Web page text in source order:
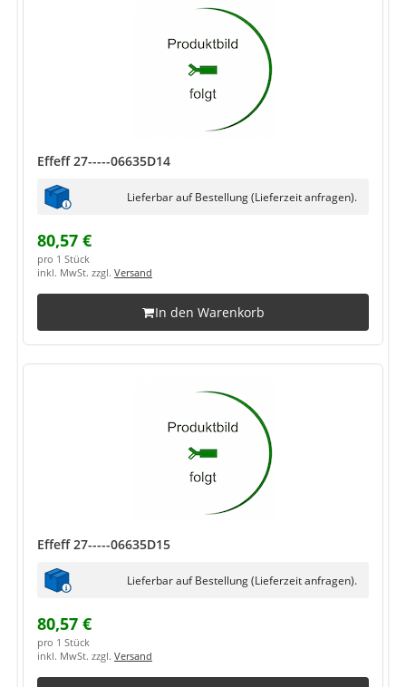
Effeff 27-----06635D14
Lieferbar auf Bestellung (Lieferzeit anfragen).
80,57 €
pro 1 Stück
inkl. MwSt. zzgl. Versand
In den Warenkorb
Effeff 27-----06635D15
Lieferbar auf Bestellung (Lieferzeit anfragen).
80,57 €
pro 1 Stück
inkl. MwSt. zzgl. Versand